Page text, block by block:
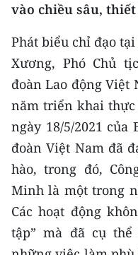
vào chiều sâu,
Phát biểu chỉ đạo
Xương, Phó Chủ
đoàn Lao động
năm triển khai thực
ngày 18/5/2021 của
đoàn Việt Nam đã
hào, trong đó,
Minh là một trong
Các hoạt động
tập” mà đã cụ